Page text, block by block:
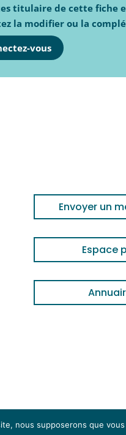
titulaire de cette fiche
la modifier ou la
vous
Envoyer un
Espace
nous supposerons que